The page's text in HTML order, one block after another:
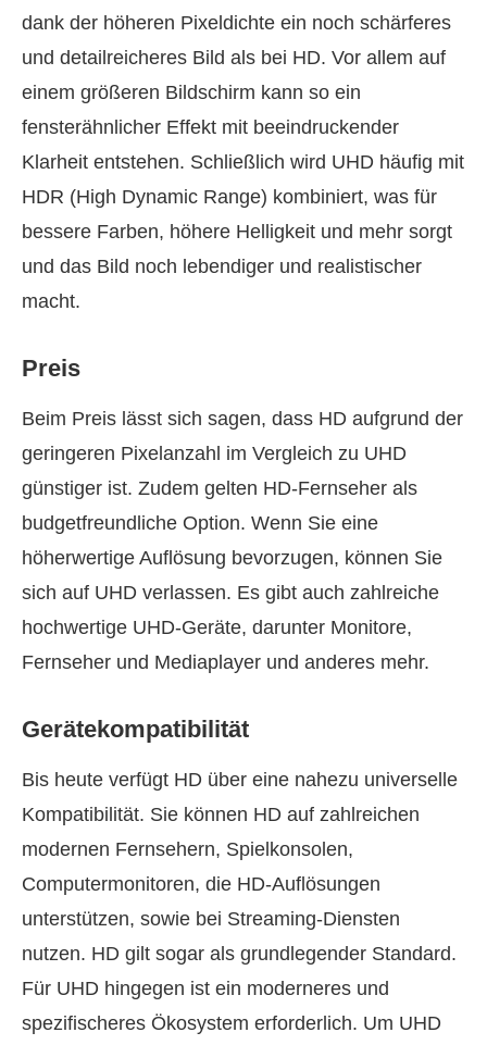
dank der höheren Pixeldichte ein noch schärferes
und detailreicheres Bild als bei HD. Vor allem auf
einem größeren Bildschirm kann so ein
fensterähnlicher Effekt mit beeindruckender
Klarheit entstehen. Schließlich wird UHD häufig mit
HDR (High Dynamic Range) kombiniert, was für
bessere Farben, höhere Helligkeit und mehr sorgt
und das Bild noch lebendiger und realistischer
macht.
Preis
Beim Preis lässt sich sagen, dass HD aufgrund der
geringeren Pixelanzahl im Vergleich zu UHD
günstiger ist. Zudem gelten HD-Fernseher als
budgetfreundliche Option. Wenn Sie eine
höherwertige Auflösung bevorzugen, können Sie
sich auf UHD verlassen. Es gibt auch zahlreiche
hochwertige UHD-Geräte, darunter Monitore,
Fernseher und Mediaplayer und anderes mehr.
Gerätekompatibilität
Bis heute verfügt HD über eine nahezu universelle
Kompatibilität. Sie können HD auf zahlreichen
modernen Fernsehern, Spielkonsolen,
Computermonitoren, die HD-Auflösungen
unterstützen, sowie bei Streaming-Diensten
nutzen. HD gilt sogar als grundlegender Standard.
Für UHD hingegen ist ein moderneres und
spezifischeres Ökosystem erforderlich. Um UHD